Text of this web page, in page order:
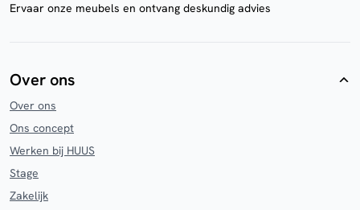
Ervaar onze meubels en ontvang deskundig advies
Over ons
Over ons
Ons concept
Werken bij HUUS
Stage
Zakelijk